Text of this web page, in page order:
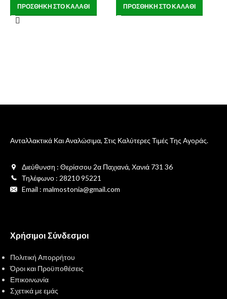
ΠΡΟΣΘΉΚΗ ΣΤΟ ΚΑΛΆΘΙ ΠΡΟΣΘΉΚΗ ΣΤΟ ΚΑΛΆΘΙ
Ανταλλακτικά Και Αναλώσιμα, Στις Καλύτερες Τιμές Της Αγοράς.
Διεύθυνση : Θερίσσου 2α Παχιανά, Χανιά 731 36
Τηλέφωνο : 28210 95221
Email : malmostonia@gmail.com
Χρήσιμοι Σύνδεσμοι
Πολιτική Απορρήτου
Όροι και Προϋποθέσεις
Επικοινωνία
Σχετικά με εμάς